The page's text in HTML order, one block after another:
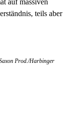
teils aber
Prod./Harbinger